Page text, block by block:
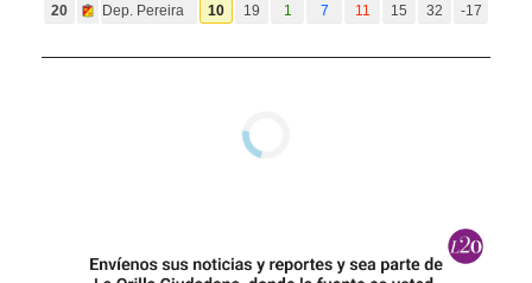
20
Dep. Pereira 10 19 1 7 11 15 32 -17